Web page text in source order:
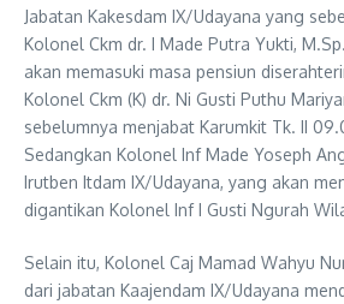
Jabatan Kakesdam IX/Udayana yang
Kolonel Ckm dr. I Made Putra Yukti,
akan memasuki masa pensiun
Kolonel Ckm (K) dr. Ni Gusti Puthu
sebelumnya menjabat Karumkit Tk. II
Sedangkan Kolonel Inf Made Yoseph
Irutben Itdam IX/Udayana, yang akan
digantikan Kolonel Inf I Gusti Ngurah
Selain itu, Kolonel Caj Mamad Wahyu
dari jabatan Kaajendam IX/Udayana